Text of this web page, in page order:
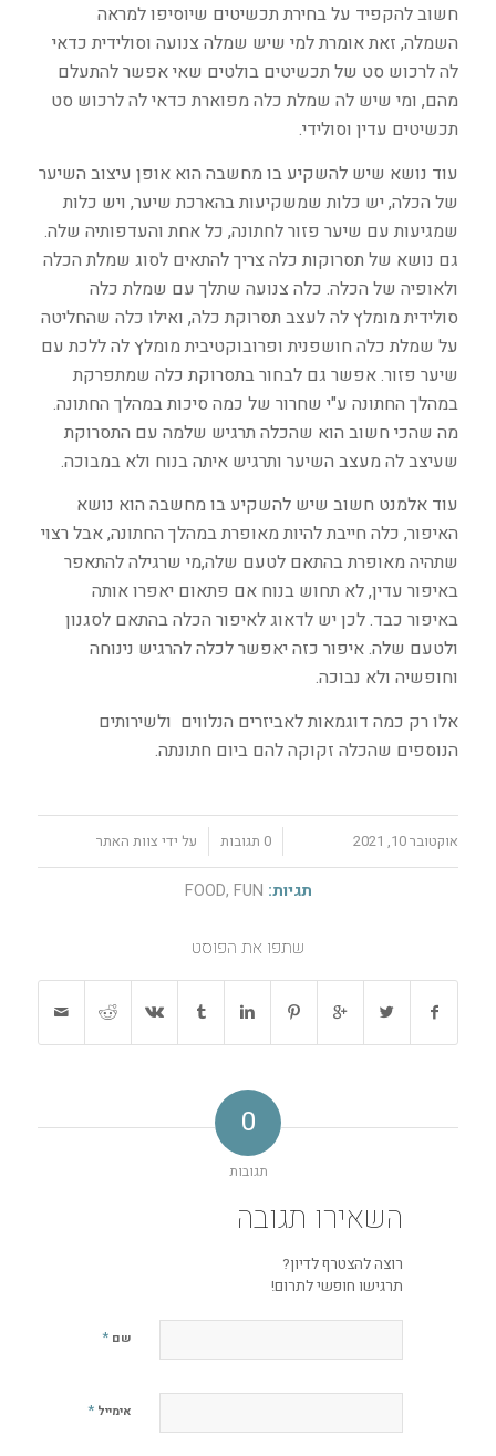
חשוב להקפיד על בחירת תכשיטים שיוסיפו למראה
השמלה, זאת אומרת למי שיש שמלה צנועה וסולידית כדאי
לה לרכוש סט של תכשיטים בולטים שאי אפשר להתעלם
מהם, ומי שיש לה שמלת כלה מפוארת כדאי לה לרכוש סט
תכשיטים עדין וסולידי.
עוד נושא שיש להשקיע בו מחשבה הוא אופן עיצוב השיער
של הכלה, יש כלות שמשקיעות בהארכת שיער, ויש כלות
שמגיעות עם שיער פזור לחתונה, כל אחת והעדפותיה שלה.
גם נושא של תסרוקות כלה צריך להתאים לסוג שמלת הכלה
ולאופיה של הכלה. כלה צנועה שתלך עם שמלת כלה
סולידית מומלץ לה לעצב תסרוקת כלה, ואילו כלה שהחליטה
על שמלת כלה חושפנית ופרובוקטיבית מומלץ לה ללכת עם
שיער פזור. אפשר גם לבחור בתסרוקת כלה שמתפרקת
במהלך החתונה ע"י שחרור של כמה סיכות במהלך החתונה.
מה שהכי חשוב הוא שהכלה תרגיש שלמה עם התסרוקת
שעיצב לה מעצב השיער ותרגיש איתה בנוח ולא במבוכה.
עוד אלמנט חשוב שיש להשקיע בו מחשבה הוא נושא
האיפור, כלה חייבת להיות מאופרת במהלך החתונה, אבל רצוי
שתהיה מאופרת בהתאם לטעם שלה,מי שרגילה להתאפר
באיפור עדין, לא תחוש בנוח אם פתאום יאפרו אותה
באיפור כבד. לכן יש לדאוג לאיפור הכלה בהתאם לסגנון
ולטעם שלה. איפור כזה יאפשר לכלה להרגיש נינוחה
וחופשיה ולא נבוכה.
אלו רק כמה דוגמאות לאביזרים הנלווים ולשירותים
הנוספים שהכלה זקוקה להם ביום חתונתה.
אוקטובר 10, 2021 / 0 תגובות על ידי צוות האתר
תגיות: FOOD, FUN
שתפו את הפוסט
0
תגובות
השאירו תגובה
רוצה להצטרף לדיון?
תרגישו חופשי לתרום!
שם *
אימייל *